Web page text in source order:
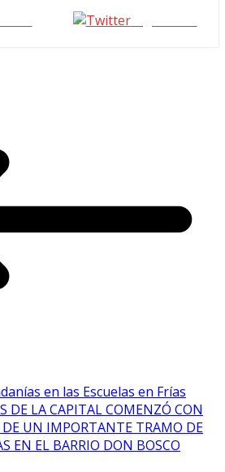
en
seguinos X
en las Escuelas en Frías
DE LA CAPITAL COMENZÓ CON
DE UN IMPORTANTE TRAMO DE
EN EL BARRIO DON BOSCO